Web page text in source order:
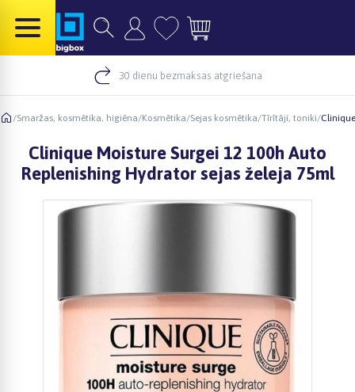
30 dienu bezmaksas atgriešana
/Smaržas, kosmētika, higiēna/Kosmētika/Sejas kosmētika/Tīrītāji, toniki/
Clinique Moisture Surgei 12 100h Auto
Replenishing Hydrator sejas želeja 75ml